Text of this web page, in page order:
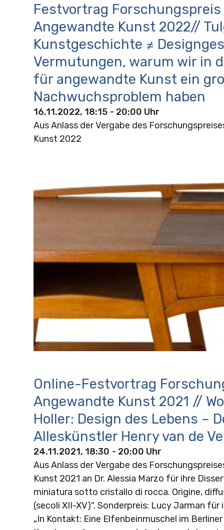
Festvortrag Forschungspreis
Angewandte Kunst 2022//
Kunstgeschichte ≠
Vermutungen, warum wir in
für angewandte Kunst ein
Nachwuchsproblem haben
16.11.2022, 18:15 - 20:00 Uhr
Aus Anlass der Vergabe des
Kunst 2022
Online-Festvortrag
Angewandte Kunst 2021 //
Holler: Design des Lebens –
Alleskünstler Henry van de
24.11.2021, 18:30 - 20:00 Uhr
Aus Anlass der Vergabe des
Kunst 2021 an Dr. Alessia Marzo für ihre
miniatura sotto cristallo di rocca. Origine,
(secoli XII-XV)". Sonderpreis: Lucy Jarman
„In Kontakt: Eine Elfenbeinmuschel im Berliner